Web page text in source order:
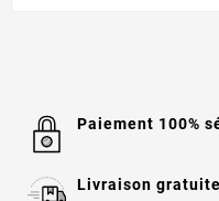
Paiement 100%
Livraison gratuite